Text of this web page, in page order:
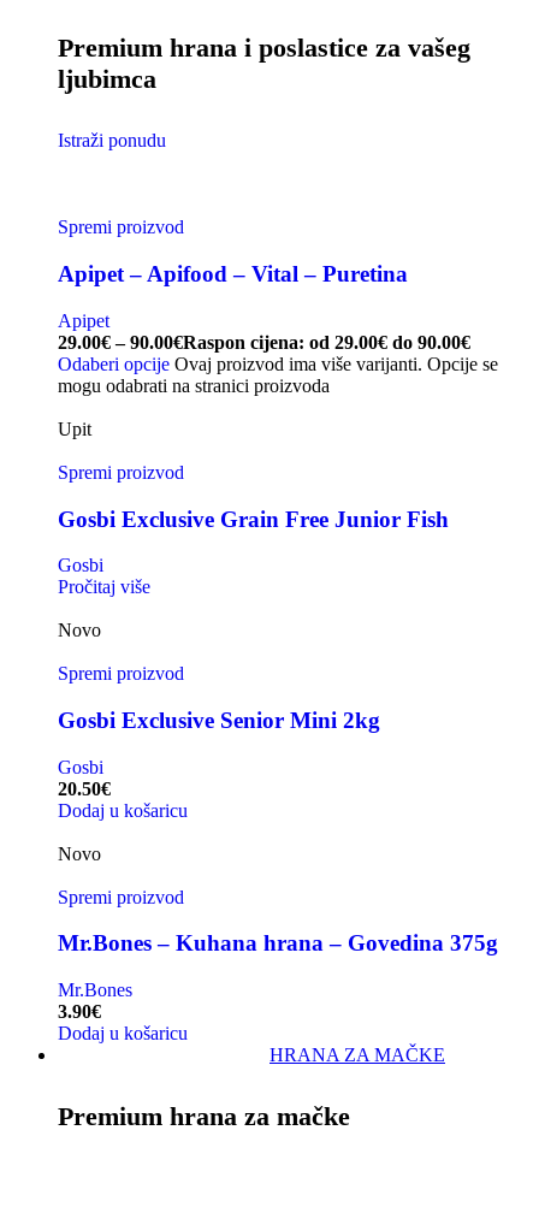
Premium hrana i poslastice za vašeg
ljubimca
Istraži ponudu
Spremi proizvod
Apipet – Apifood – Vital – Puretina
Apipet
29.00€ – 90.00€Raspon cijena: od 29.00€ do 90.00€
Odaberi opcije Ovaj proizvod ima više varijanti. Opcije se
mogu odabrati na stranici proizvoda
Upit
Spremi proizvod
Gosbi Exclusive Grain Free Junior Fish
Gosbi
Pročitaj više
Novo
Spremi proizvod
Gosbi Exclusive Senior Mini 2kg
Gosbi
20.50€
Dodaj u košaricu
Novo
Spremi proizvod
Mr.Bones – Kuhana hrana – Govedina 375g
Mr.Bones
3.90€
Dodaj u košaricu
HRANA ZA MAČKE
Premium hrana za mačke